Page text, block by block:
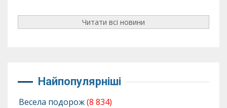
Читати всі новини
Найпопулярніші
Весела подорож(8 834)